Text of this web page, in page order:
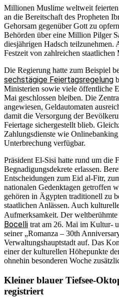
Millionen Muslime weltweit
an die Bereitschaft des Propheten
Gehorsam gegenüber Gott zu
Behörden über eine Million Pilger
diesjährigen Hadsch
Festzeit von zahlreichen
Die Regierung hatte zum Beispiel
sechstägige Feiertagsregelung
Ministerien sowie viele öffentliche
Mai geschlossen bleiben. Die
angewiesen, Geldautomaten
damit die Versorgung der
Feiertage sichergestellt blieb.
Zahlungsdienste wie
Unterbrechung verfügbar.
Präsident El-Sisi hatte rund um die
Begnadigungsdekrete erlassen.
Entscheidungen zum Eid al-Fitr,
nationalen Gedenktagen getroffen
gehören in Ägypten traditionell zu
staatlichen Anlässen. Auch
Aufmerksamkeit. Der
Bocelli trat am 26. Mai im Kultur-
seiner „Romanza – 30th
Verwaltungshauptstadt auf. Das
einer der kulturellen Höhepunkte
ohnehin besonderen Woche
Kleiner blauer Tiefsee-
registriert